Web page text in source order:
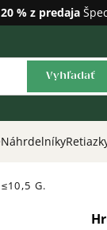
20 % z predaja
Vyhľadať
Náhrdelníky
G.